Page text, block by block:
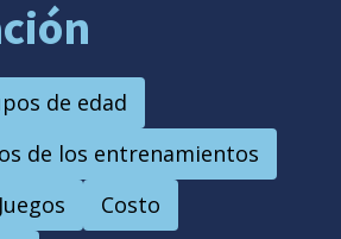
de edad
de los entrenamientos
Juegos
Costo